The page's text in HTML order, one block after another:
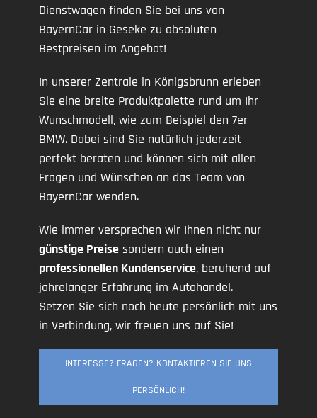
Dienstwagen finden Sie bei uns von
BayernCar in Geseke zu absoluten
Bestpreisen im Angebot!
In unserer Zentrale in Königsbrunn erleben
Sie eine breite Produktpalette rund um Ihr
Wunschmodell, wie zum Beispiel den 7er
BMW. Dabei sind Sie natürlich jederzeit
perfekt beraten und können sich mit allen
Fragen und Wünschen an das Team von
BayernCar wenden.
Wie immer versprechen wir Ihnen nicht nur
günstige Preise sondern auch einen
professionellen Kundenservice, beruhend auf
jahrelanger Erfahrung im Autohandel.
Setzen Sie sich noch heute persönlich mit uns
in Verbindung, wir freuen uns auf Sie!
INTERESSE? FRAGEN? KONTAKTIEREN SIE UNS
PERSÖNLICH!